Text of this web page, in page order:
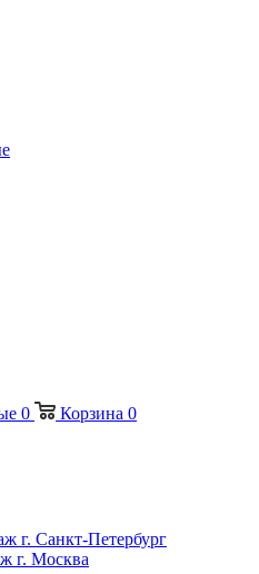
0 Корзина 0
г. Санкт-Петербург
г. Москва